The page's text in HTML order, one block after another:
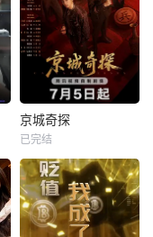
京城奇探
已完结